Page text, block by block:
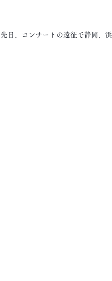
先日、コンサートの遠征で静岡、